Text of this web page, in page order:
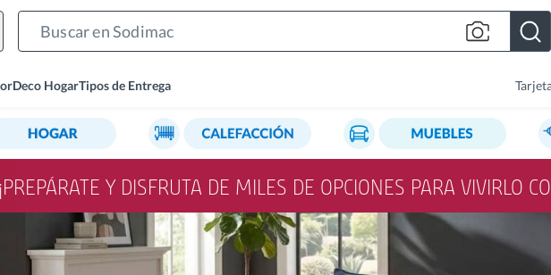
Deco HogarTipos de Entrega
Y DISFRUTA DE MILES DE OPCIONES PARA VIVIRLO